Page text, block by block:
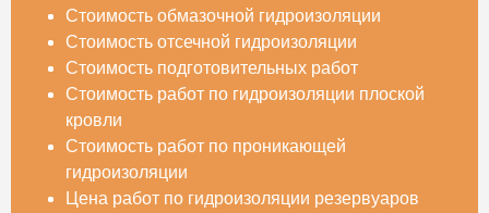
Стоимость обмазочной гидроизоляции
Стоимость отсечной гидроизоляции
Стоимость подготовительных работ
Стоимость работ по гидроизоляции плоской
кровли
Стоимость работ по проникающей
гидроизоляции
Цена работ по гидроизоляции резервуаров